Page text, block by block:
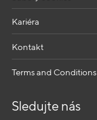
Kariéra
Kontakt
Terms and Conditions
Sledujte nás